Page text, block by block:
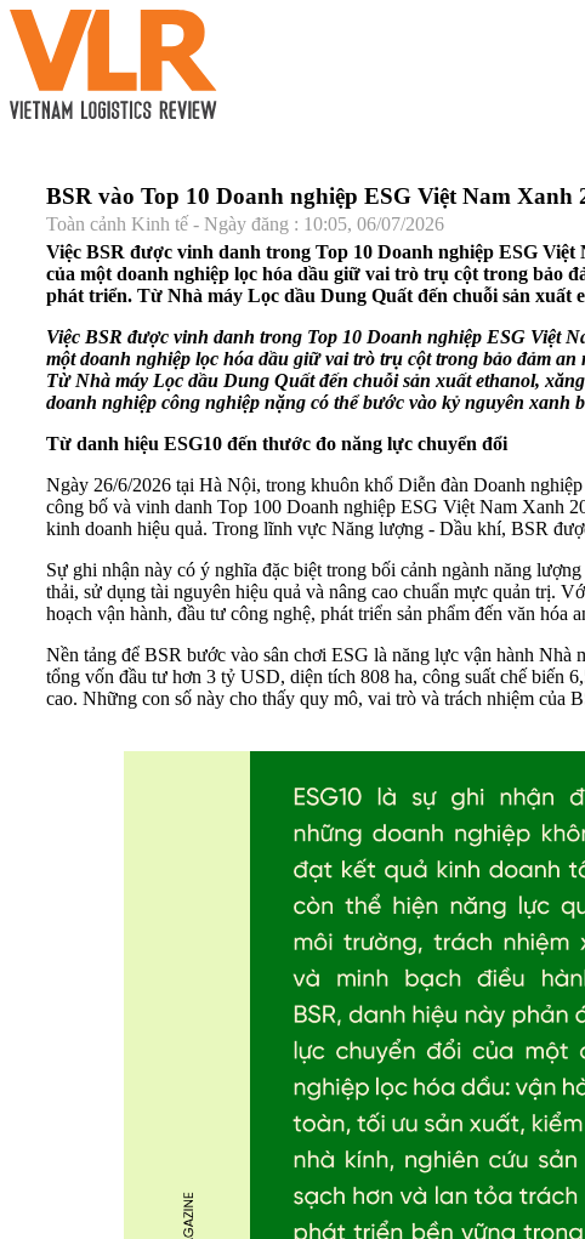
BSR vào Top 10 Doanh nghiệp ESG Việt Nam
Toàn cảnh Kinh tế - Ngày đăng : 10:05, 06/07/2026
Việc BSR được vinh danh trong Top 10 Doanh nghiệp ESG
của một doanh nghiệp lọc hóa dầu giữ vai trò trụ cột trong bảo
phát triển. Từ Nhà máy Lọc dầu Dung Quất đến chuỗi sản xuất
Việc BSR được vinh danh trong Top 10 Doanh nghiệp ESG Việt
một doanh nghiệp lọc hóa dầu giữ vai trò trụ cột trong bảo đảm
Từ Nhà máy Lọc dầu Dung Quất đến chuỗi sản xuất ethanol,
doanh nghiệp công nghiệp nặng có thể bước vào kỷ nguyên xanh
Từ danh hiệu ESG10 đến thước đo năng lực chuyển đổi
Ngày 26/6/2026 tại Hà Nội, trong khuôn khổ Diễn đàn Doanh
công bố và vinh danh Top 100 Doanh nghiệp ESG Việt Nam Xanh
kinh doanh hiệu quả. Trong lĩnh vực Năng lượng - Dầu khí, BSR
Sự ghi nhận này có ý nghĩa đặc biệt trong bối cảnh ngành năng
thải, sử dụng tài nguyên hiệu quả và nâng cao chuẩn mực quản trị.
hoạch vận hành, đầu tư công nghệ, phát triển sản phẩm đến văn hóa
Nền tảng để BSR bước vào sân chơi ESG là năng lực vận hành
tổng vốn đầu tư hơn 3 tỷ USD, diện tích 808 ha, công suất chế biến
cao. Những con số này cho thấy quy mô, vai trò và trách nhiệm của